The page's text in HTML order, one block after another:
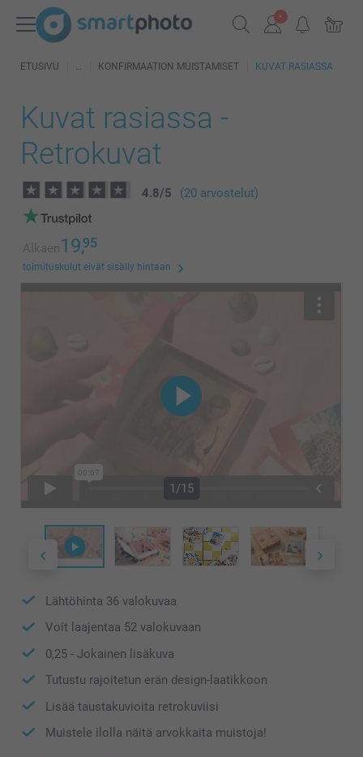
ETUSIVU KONFIRMAATION MUISTAMISET KUVAT RASIASSA
Kuvat rasiassa -
Retrokuvat
4.8/5 (20 arvostelut)
Alkaen19,95
toimituskulut eivät sisälly hintaan
1/15
Lähtöhinta 36 valokuvaa
Voit laajentaa 52 valokuvaan
0,25 - Jokainen lisäkuva
Tutustu rajoitetun erän design-laatikkoon
Lisää taustakuvioita retrokuviisi
Muistele ilolla näitä arvokkaita muistoja!